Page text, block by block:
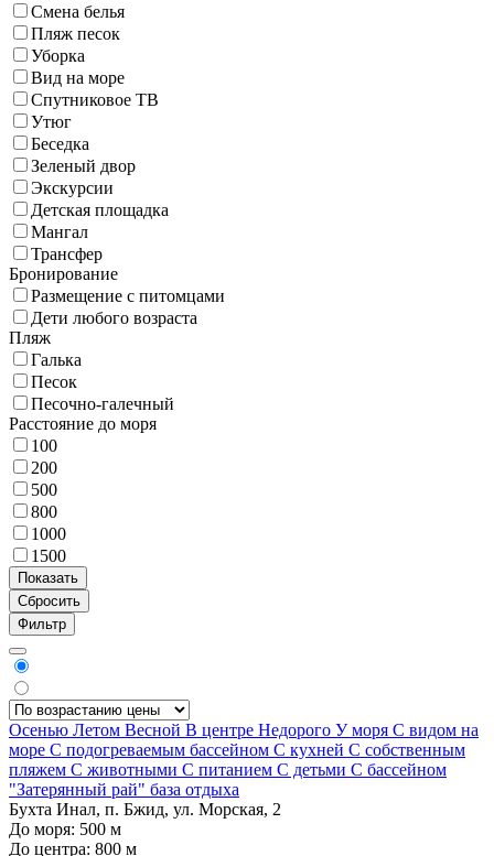
Смена белья
Пляж песок
Уборка
Вид на море
Спутниковое ТВ
Утюг
Беседка
Зеленый двор
Экскурсии
Детская площадка
Мангал
Трансфер
Бронирование
Размещение с питомцами
Дети любого возраста
Пляж
Галька
Песок
Песочно-галечный
Расстояние до моря
100
200
500
800
1000
1500
Фильтр
Осенью Летом Весной В центре Недорого У моря С видом на
море С подогреваемым бассейном С кухней С собственным
пляжем С животными С питанием С детьми С бассейном
"Затерянный рай" база отдыха
Бухта Инал, п. Бжид, ул. Морская, 2
До моря: 500 м
До центра: 800 м